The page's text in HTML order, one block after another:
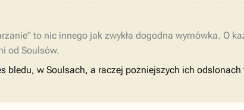
to nic innego jak zwykła dogodna wymówka. O
od Soulsów.
bledu, w Soulsach, a raczej pozniejszych ich